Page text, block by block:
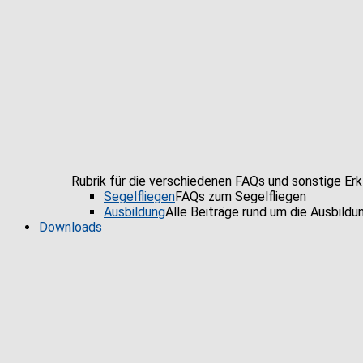
Rubrik für die verschiedenen FAQs und sonstige
SegelfliegenFAQs zum Segelfliegen
AusbildungAlle Beiträge rund um die
Downloads